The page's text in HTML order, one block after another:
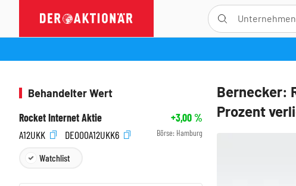
Bernecker:
Prozent
Behandelter Wert
Rocket Internet Aktie
+3,00%
A12UKK
DE000A12UKK6 Börse: Hamburg
Watchlist